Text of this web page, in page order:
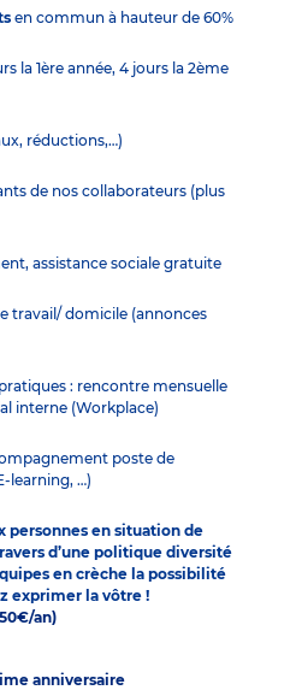
en commun à hauteur de 60%
la 1ère année, 4 jours la 2ème
réductions,…)
de nos collaborateurs (plus
assistance sociale gratuite
travail/ domicile (annonces
: rencontre mensuelle
interne (Workplace)
poste de
learning, …)
personnes en situation de
d’une politique diversité
en crèche la possibilité
exprimer la vôtre !
an)
anniversaire